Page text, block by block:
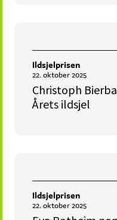
Ildsjelprisen
22. oktober 2025
Christoph
Årets ildsjel
Ildsjelprisen
22. oktober 2025